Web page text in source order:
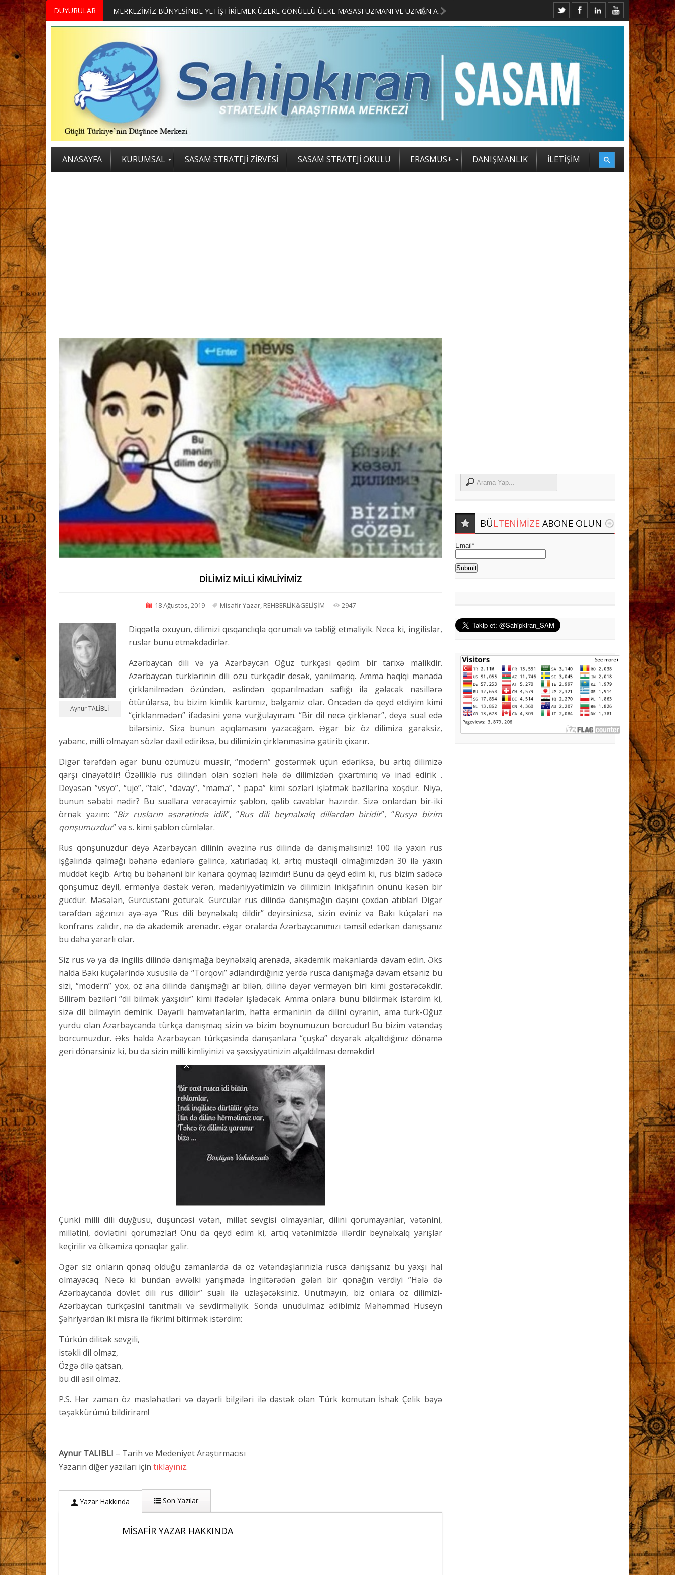
DUYURULAR
MERKEZİMİZ BÜNYESİNDE YETİŞTİRİLMEK ÜZERE GÖNÜLLÜ ÜLKE MASASI UZMANI VE UZMAN ADAYLARI ARIYORUZ 2. SASAM STRATEJİ ZİRVESİ KATILIMCILARI BELLİ OLDU
ANASAYFA KURUMSAL SASAM STRATEJİ ZİRVESİ SASAM STRATEJİ OKULU ERASMUS+ DANIŞMANLIK İLETİŞİM
DİLİMİZ MİLLİ KİMLİYİMİZ
18 Ağustos, 2019 Misafir Yazar, REHBERLİK&GELİŞİM 2947
Aynur TALİBLİ
Diqqətlə oxuyun, dilimizi qısqanclıqla qorumalı və təbliğ etməliyik. Necə ki, ingilislər,
ruslar bunu etməkdədirlər.
Azərbaycan dili və ya Azərbaycan Oğuz türkçəsi qədim bir tarixə malikdir.
Azərbaycan türklərinin dili özü türkçədir desək, yanılmarıq. Amma həqiqi mənada
çirklənilmədən özündən, əslindən qoparılmadan saflığı ilə gələcək nəsillərə
ötürülərsə, bu bizim kimlik kartımız, bəlgəmiz olar. Öncədən də qeyd etdiyim kimi
“çirklənmədən” ifadəsini yenə vurğulayıram. “Bir dil necə çirklənər”, deyə sual edə
bilərsiniz. Sizə bunun açıqlamasını yazacağam. Əgər biz öz dilimizə gərəksiz,
yabanc, milli olmayan sözlər daxil ediriksə, bu dilimizin çirklənməsinə gətirib çixarır.
Digər tərəfdən əgər bunu özümüzü müasir, “modern” göstərmək üçün edəriksə, bu artıq dilimizə
qarşı cinayətdir! Özəlliklə rus dilindən olan sözləri hələ də dilimizdən çıxartmırıq və inad edirik .
Deyəsən ”vsyo”, “uje”, ”tak”, ”davay”, ”mama”, ” papa” kimi sözləri işlətmək bəzilərinə xoşdur. Niyə,
bunun səbəbi nədir? Bu suallara verəcəyimiz şablon, qəlib cavablar hazırdır. Sizə onlardan bir-iki
örnək yazım: “Biz rusların əsarətində idik”, ”Rus dili beynalxalq dillərdən biridir”, “Rusya bizim
qonşumuzdur” və s. kimi şablon cümlələr.
Rus qonşunuzdur deyə Azərbaycan dilinin əvəzinə rus dilində də danışmalısınız! 100 ilə yaxın rus
işğalında qalmağı bəhanə edənlərə gəlincə, xatırladaq ki, artıq müstəqil olmağımızdan 30 ilə yaxın
müddət keçib. Artıq bu bəhanəni bir kənara qoymaq lazımdır! Bunu da qeyd edim ki, rus bizim sadəcə
qonşumuz deyil, erməniyə dəstək verən, mədəniyyətimizin və dilimizin inkişafının önünü kəsən bir
gücdür. Məsələn, Gürcüstanı götürək. Gürcülər rus dilində danışmağın daşını çoxdan atıblar! Digər
tərəfdən ağzınızı əyə-əyə “Rus dili beynəlxalq dildir” deyirsinizsə, sizin eviniz və Bakı küçələri nə
konfrans zalıdır, nə də akademik arenadır. Əgər oralarda Azərbaycanımızı təmsil edərkən danışsanız
bu daha yararlı olar.
Siz rus və ya da ingilis dilində danışmağa beynəlxalq arenada, akademik məkanlarda davam edin. Əks
halda Bakı küçələrində xüsusilə də “Torqovı” adlandırdığınız yerdə rusca danışmağa davam etsəniz bu
sizi, “modern” yox, öz ana dilində danışmağı ar bilən, dilinə dəyər verməyən biri kimi göstərəcəkdir.
Bilirəm bəziləri “dil bilmək yaxşıdır” kimi ifadələr işlədəcək. Amma onlara bunu bildirmək istərdim ki,
sizə dil bilməyin demirik. Dəyərli həmvətənlərim, hətta erməninin də dilini öyrənin, ama türk-Oğuz
yurdu olan Azərbaycanda türkçə danışmaq sizin və bizim boynumuzun borcudur! Bu bizim vətəndaş
borcumuzdur. Əks halda Azərbaycan türkçəsində danışanlara “çuşka” deyərək alçaltdığınız dönəmə
geri dönərsiniz ki, bu da sizin milli kimliyinizi və şəxsiyyətinizin alçaldılması deməkdir!
Çünki milli dili duyğusu, düşüncəsi vətən, millət sevgisi olmayanlar, dilini qorumayanlar, vətənini,
millətini, dövlətini qorumazlar! Onu da qeyd edim ki, artıq vətənimizdə illərdir beynəlxalq yarışlar
keçirilir və ölkəmizə qonaqlar gəlir.
Əgər siz onların qonaq olduğu zamanlarda da öz vətəndaşlarınızla rusca danışsanız bu yaxşı hal
olmayacaq. Necə ki bundan əvvəlki yarışmada İngiltərədən gələn bir qonağın verdiyi ”Hələ də
Azərbaycanda dövlet dili rus dilidir” sualı ilə üzləşəcəksiniz. Unutmayın, biz onlara öz dilimizi-
Azərbaycan türkçəsini tanıtmalı və sevdirməliyik. Sonda unudulmaz ədibimiz Məhəmməd Hüseyn
Şəhriyardan iki misra ilə fikrimi bitirmək istərdim:
Türkün dilitək sevgili,
istəkli dil olmaz,
Özgə dilə qatsan,
bu dil əsil olmaz.
P.S. Hər zaman öz məsləhətləri və dəyərli bilgiləri ilə dəstək olan Türk komutan İshak Çelik bəyə
təşəkkürümü bildirirəm!
Aynur TALIBLI – Tarih ve Medeniyet Araştırmacısı
Yazarın diğer yazıları için tıklayınız.
Yazar Hakkında Son Yazılar
MISAFIR YAZAR HAKKINDA
BÜLTENIMIZE ABONE OLUN
Email*